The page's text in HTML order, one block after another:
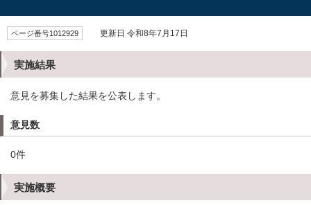
ページ番号1012929 更新日 令和8年7月17日
実施結果
意見を募集した結果を公表します。
意見数
0件
実施概要